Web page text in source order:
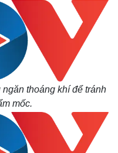
thoáng khí để tránh
mốc.